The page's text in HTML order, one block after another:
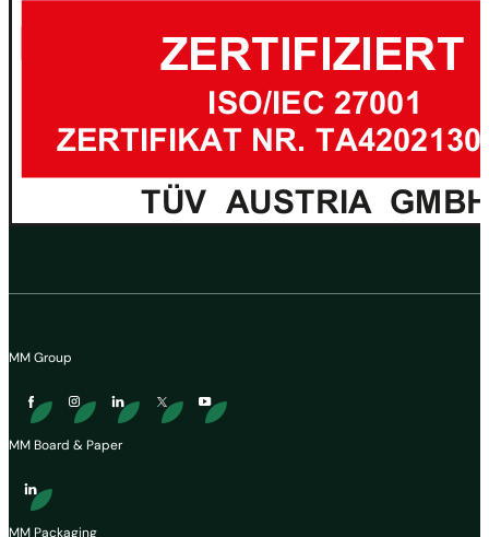
MM Group
MM Board & Paper
MM Packaging